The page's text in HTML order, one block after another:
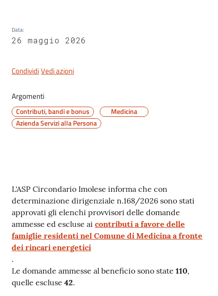
argomenti
Data:
26 maggio 2026
CondividiVedi azioni
Argomenti
Contributi, bandi e bonus
Medicina
Azienda Servizi alla Persona
Contenuto
L'ASP Circondario Imolese informa che con
determinazione dirigenziale n.168/2026 sono stati
approvati gli elenchi provvisori delle domande
ammesse ed escluse ai contributi a favore delle
famiglie residenti nel Comune di Medicina a fronte
dei rincari energetici
.
Le domande ammesse al beneficio sono state 110,
quelle escluse 42.